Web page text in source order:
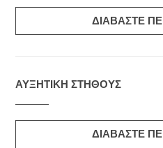
ΔΙΑΒΑΣΤΕ
ΑΥΞΗΤΙΚΗ ΣΤΗΘΟΥΣ
ΔΙΑΒΑΣΤΕ